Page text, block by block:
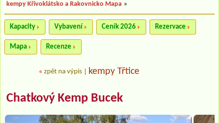
kempy Křivoklátsko a Rakovnicko Mapa »
Kapacity Vybavení Ceník 2026 Rezervace
Mapa Recenze
« zpět na výpis kempy Třtice
Chatkový Kemp Bucek